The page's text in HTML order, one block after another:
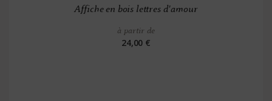
Affiche en bois lettres d'amour
à partir de
24,00 €